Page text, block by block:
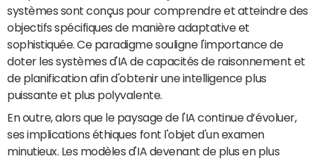
systèmes sont conçus pour comprendre et atteindre des
objectifs spécifiques de manière adaptative et
sophistiquée. Ce paradigme souligne l'importance de
doter les systèmes d'IA de capacités de raisonnement et
de planification afin d'obtenir une intelligence plus
puissante et plus polyvalente.
En outre, alors que le paysage de l'IA continue d’évoluer,
ses implications éthiques font l'objet d'un examen
minutieux. Les modèles d'IA devenant de plus en plus